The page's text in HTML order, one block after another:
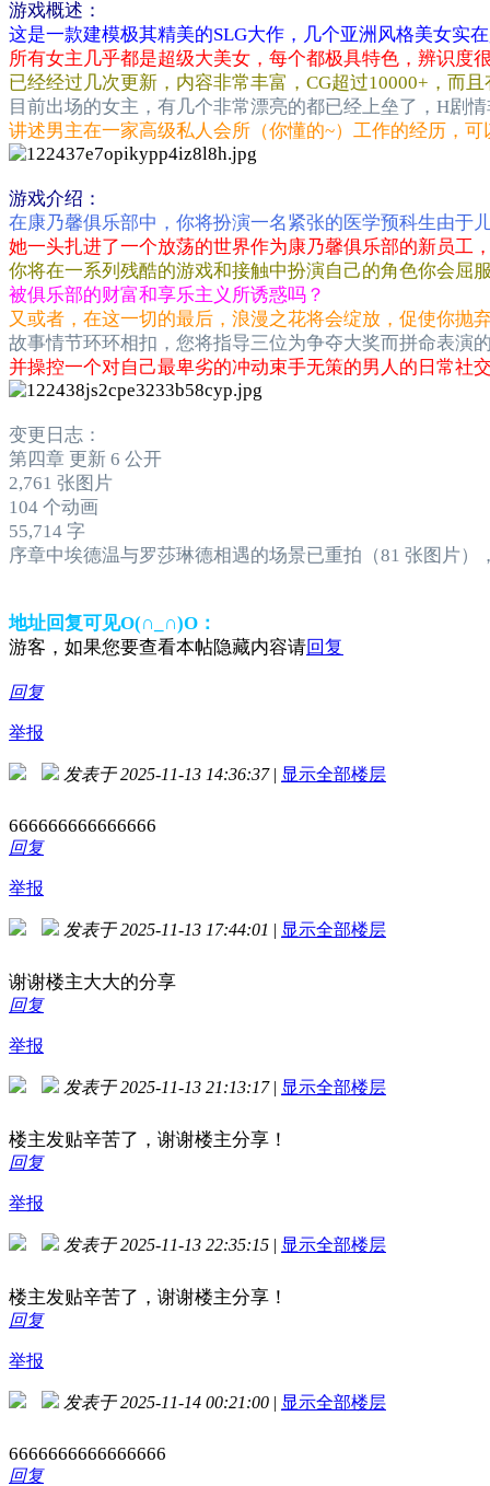
游戏概述：
这是一款建模极其精美的SLG大作，几个亚洲风格美女实
所有女主几乎都是超级大美女，每个都极具特色，辨识度
已经经过几次更新，内容非常丰富，CG超过10000+，而
目前出场的女主，有几个非常漂亮的都已经上垒了，H剧
讲述男主在一家高级私人会所（你懂的~）工作的经历，
游戏介绍：
在康乃馨俱乐部中，你将扮演一名紧张的医学预科生由于
她一头扎进了一个放荡的世界作为康乃馨俱乐部的新员工
你将在一系列残酷的游戏和接触中扮演自己的角色你会屈
被俱乐部的财富和享乐主义所诱惑吗？
又或者，在这一切的最后，浪漫之花将会绽放，促使你抛
故事情节环环相扣，您将指导三位为争夺大奖而拼命表演
并操控一个对自己最卑劣的冲动束手无策的男人的日常社
变更日志：
第四章 更新 6 公开
2,761 张图片
104 个动画
55,714 字
序章中埃德温与罗莎琳德相遇的场景已重拍（81 张图片）
地址回复可见O(∩_∩)O：
游客，如果您要查看本帖隐藏内容请回复
回复
举报
发表于 2025-11-13 14:36:37 | 显示全部楼层
666666666666666
回复
举报
发表于 2025-11-13 17:44:01 | 显示全部楼层
谢谢楼主大大的分享
回复
举报
发表于 2025-11-13 21:13:17 | 显示全部楼层
楼主发贴辛苦了，谢谢楼主分享！
回复
举报
发表于 2025-11-13 22:35:15 | 显示全部楼层
楼主发贴辛苦了，谢谢楼主分享！
回复
举报
发表于 2025-11-14 00:21:00 | 显示全部楼层
6666666666666666
回复